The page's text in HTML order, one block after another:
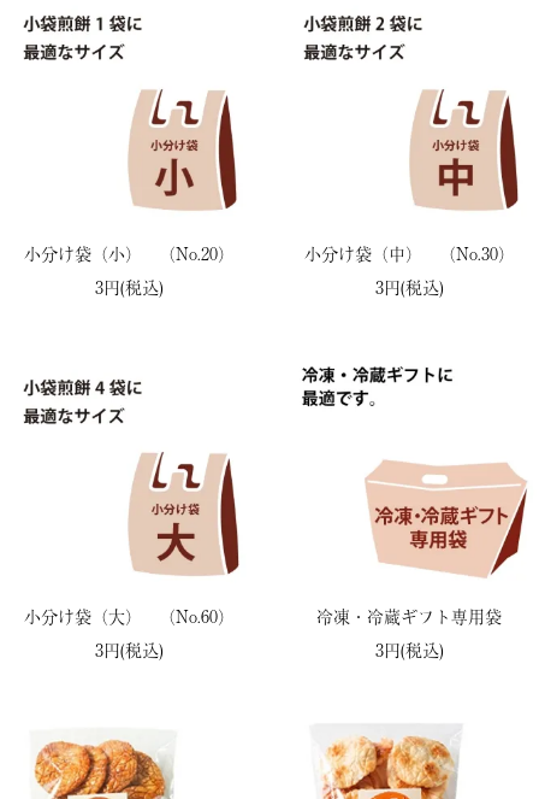
小分け袋（小） （No.20）
3円(税込)
小分け袋（中） （No.30）
3円(税込)
小分け袋（大） （No.60）
3円(税込)
冷凍・冷蔵ギフト専用袋
3円(税込)